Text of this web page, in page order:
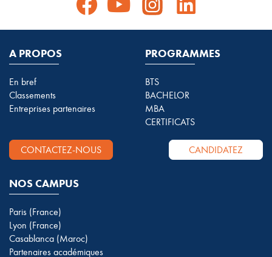
A PROPOS
En bref
Classements
Entreprises partenaires
PROGRAMMES
BTS
BACHELOR
MBA
CERTIFICATS
CONTACTEZ-NOUS CANDIDATEZ
NOS CAMPUS
Paris (France)
Lyon (France)
Casablanca (Maroc)
Partenaires académiques